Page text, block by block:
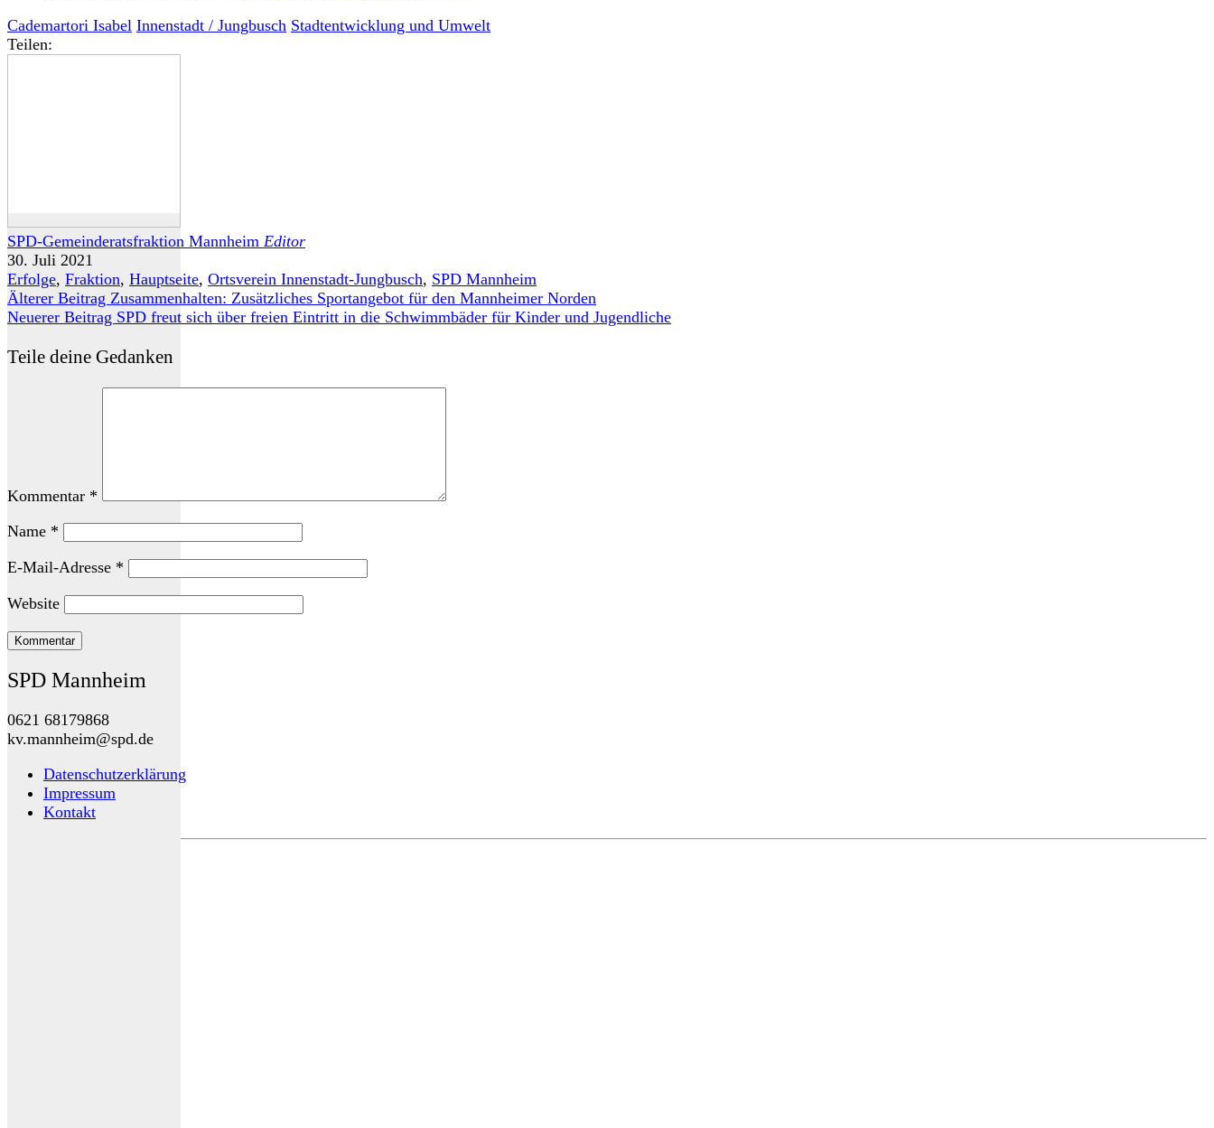
Cademartori Isabel Innenstadt / Jungbusch Stadtentwicklung und Umwelt
Teilen:
SPD-Gemeinderatsfraktion Mannheim Editor
30. Juli 2021
Erfolge, Fraktion, Hauptseite, Ortsverein Innenstadt-Jungbusch, SPD Mannheim
Älterer Beitrag Zusammenhalten: Zusätzliches Sportangebot für den Mannheimer Norden
Neuerer Beitrag SPD freut sich über freien Eintritt in die Schwimmbäder für Kinder und Jugendliche
Teile deine Gedanken
Kommentar *
Name *
E-Mail-Adresse *
Website
SPD Mannheim
0621 68179868
kv.mannheim@spd.de
Datenschutzerklärung
Impressum
Kontakt